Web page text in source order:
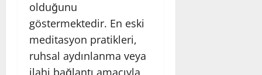
olduğunu
göstermektedir. En eski
meditasyon pratikleri,
ruhsal aydınlanma veya
ilahi bağlantı amacıyla